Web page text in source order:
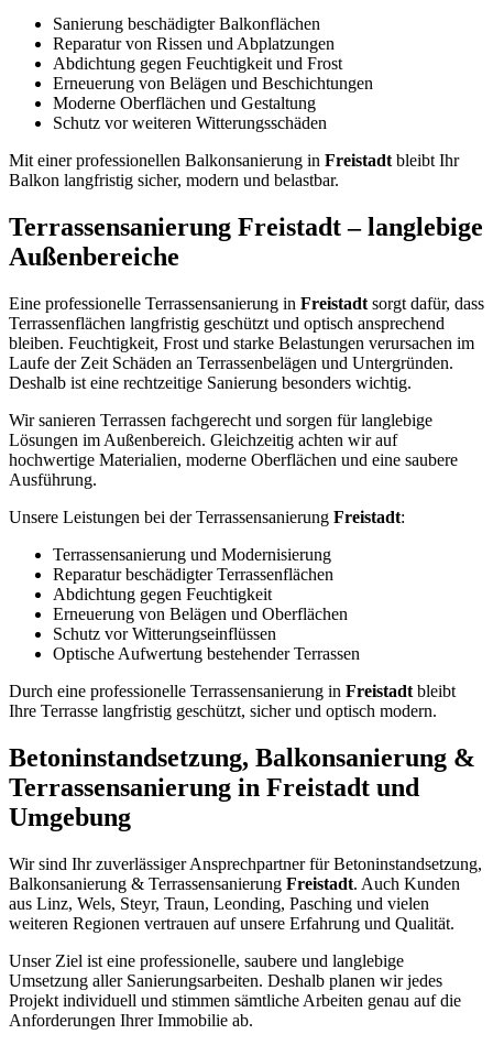
Sanierung beschädigter Balkonflächen
Reparatur von Rissen und Abplatzungen
Abdichtung gegen Feuchtigkeit und Frost
Erneuerung von Belägen und Beschichtungen
Moderne Oberflächen und Gestaltung
Schutz vor weiteren Witterungsschäden
Mit einer professionellen Balkonsanierung in Freistadt bleibt Ihr
Balkon langfristig sicher, modern und belastbar.
Terrassensanierung Freistadt – langlebige
Außenbereiche
Eine professionelle Terrassensanierung in Freistadt sorgt dafür, dass
Terrassenflächen langfristig geschützt und optisch ansprechend
bleiben. Feuchtigkeit, Frost und starke Belastungen verursachen im
Laufe der Zeit Schäden an Terrassenbelägen und Untergründen.
Deshalb ist eine rechtzeitige Sanierung besonders wichtig.
Wir sanieren Terrassen fachgerecht und sorgen für langlebige
Lösungen im Außenbereich. Gleichzeitig achten wir auf
hochwertige Materialien, moderne Oberflächen und eine saubere
Ausführung.
Unsere Leistungen bei der Terrassensanierung Freistadt:
Terrassensanierung und Modernisierung
Reparatur beschädigter Terrassenflächen
Abdichtung gegen Feuchtigkeit
Erneuerung von Belägen und Oberflächen
Schutz vor Witterungseinflüssen
Optische Aufwertung bestehender Terrassen
Durch eine professionelle Terrassensanierung in Freistadt bleibt
Ihre Terrasse langfristig geschützt, sicher und optisch modern.
Betoninstandsetzung, Balkonsanierung &
Terrassensanierung in Freistadt und
Umgebung
Wir sind Ihr zuverlässiger Ansprechpartner für Betoninstandsetzung,
Balkonsanierung & Terrassensanierung Freistadt. Auch Kunden
aus Linz, Wels, Steyr, Traun, Leonding, Pasching und vielen
weiteren Regionen vertrauen auf unsere Erfahrung und Qualität.
Unser Ziel ist eine professionelle, saubere und langlebige
Umsetzung aller Sanierungsarbeiten. Deshalb planen wir jedes
Projekt individuell und stimmen sämtliche Arbeiten genau auf die
Anforderungen Ihrer Immobilie ab.